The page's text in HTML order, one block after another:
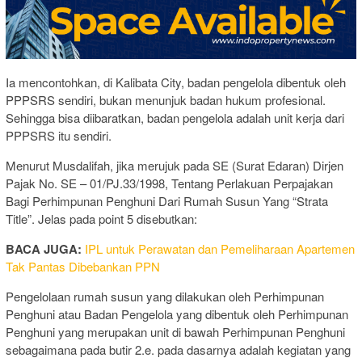
Ia mencontohkan, di Kalibata City, badan pengelola dibentuk oleh
PPPSRS sendiri, bukan menunjuk badan hukum profesional.
Sehingga bisa diibaratkan, badan pengelola adalah unit kerja dari
PPPSRS itu sendiri.
Menurut Musdalifah, jika merujuk pada SE (Surat Edaran) Dirjen
Pajak No. SE – 01/PJ.33/1998, Tentang Perlakuan Perpajakan
Bagi Perhimpunan Penghuni Dari Rumah Susun Yang “Strata
Title”. Jelas pada point 5 disebutkan:
BACA JUGA: IPL untuk Perawatan dan Pemeliharaan Apartemen
Tak Pantas Dibebankan PPN
Pengelolaan rumah susun yang dilakukan oleh Perhimpunan
Penghuni atau Badan Pengelola yang dibentuk oleh Perhimpunan
Penghuni yang merupakan unit di bawah Perhimpunan Penghuni
sebagaimana pada butir 2.e. pada dasarnya adalah kegiatan yang